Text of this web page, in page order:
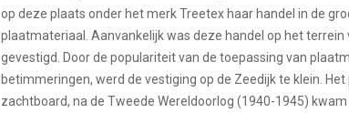
op deze plaats onder het merk Treetex haar handel in de
plaatmateriaal. Aanvankelijk was deze handel op het
gevestigd. Door de populariteit van de toepassing van
betimmeringen, werd de vestiging op de Zeedijk te klein.
zachtboard, na de Tweede Wereldoorlog (1940-1945)